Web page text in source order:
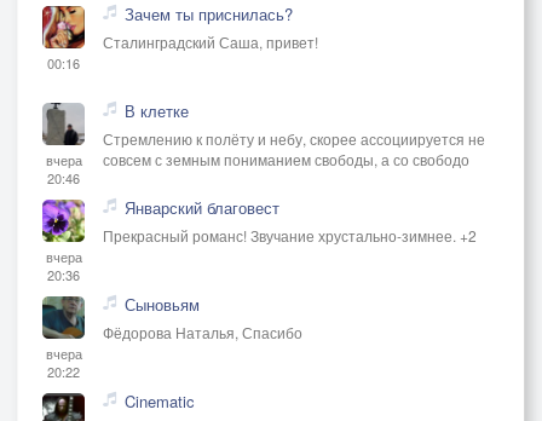
00:16
Зачем ты приснилась?
Сталинградский Саша, привет!
вчера
20:46
В клетке
Стремлению к полёту и небу, скорее ассоциируется не
совсем с земным пониманием свободы, а со свободо
вчера
20:36
Январский благовест
Прекрасный романс! Звучание хрустально-зимнее. +2
вчера
20:22
Сыновьям
Фёдорова Наталья, Спасибо
Cinematic